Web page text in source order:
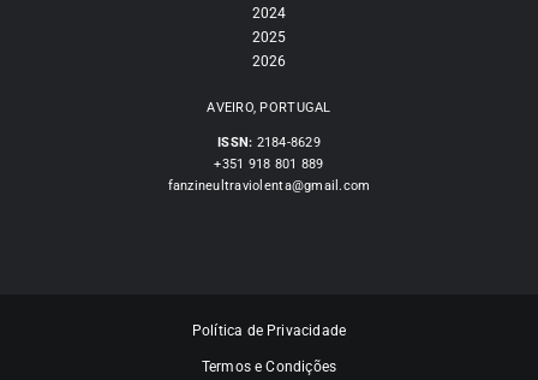
2024
2025
2026
AVEIRO, PORTUGAL
ISSN: 2184-8629
+351 918 801 889
fanzineultraviolenta@gmail.com
Política de Privacidade
Termos e Condições